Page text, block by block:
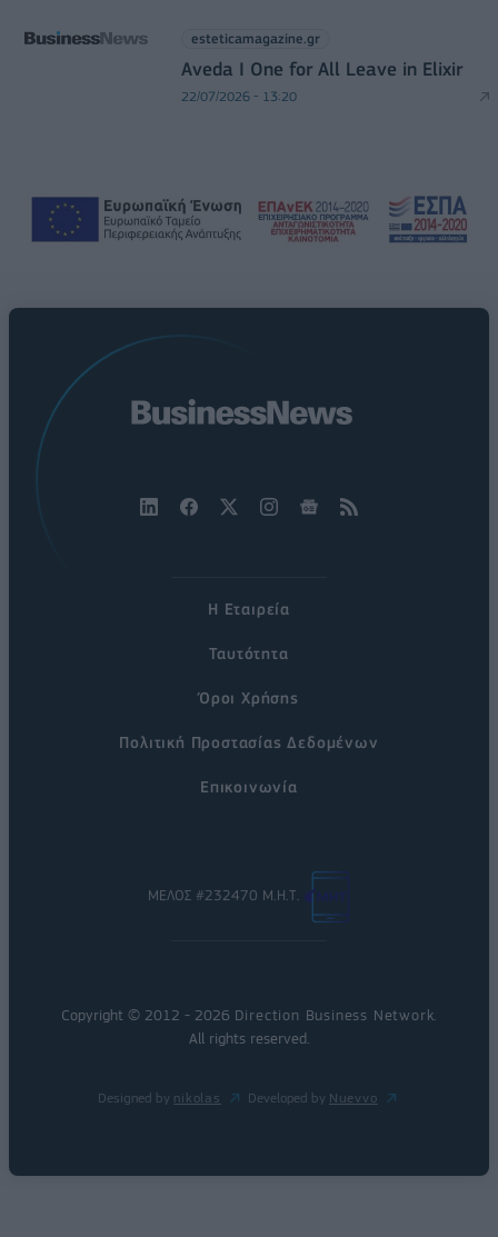
esteticamagazine.gr
Aveda I One for All Leave in Elixir
22/07/2026 - 13:20
Η Εταιρεία
Ταυτότητα
Όροι Χρήσης
Πολιτική Προστασίας Δεδομένων
Επικοινωνία
ΜΕΛΟΣ #232470 Μ.Η.Τ.
Copyright © 2012 - 2026 Direction Business Network
All rights reserved.
Designed by nikolas Developed by Nuevvo